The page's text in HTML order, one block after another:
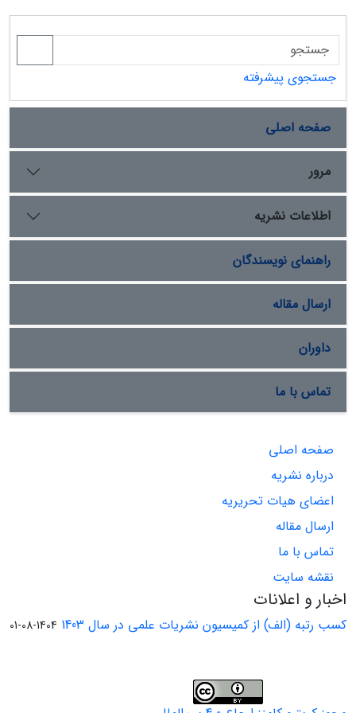
جستجوی پیشرفته
صفحه اصلی
مرور
اطلاعات نشریه
راهنمای نویسندگان
ارسال مقاله
داوران
تماس با ما
صفحه اصلی
درباره نشریه
اعضای هیات تحریریه
ارسال مقاله
تماس با ما
نقشه سایت
اخبار و اعلانات
کسب رتبه (الف) از کمیسیون نشریات علمی در سال 1403 1404-08-01